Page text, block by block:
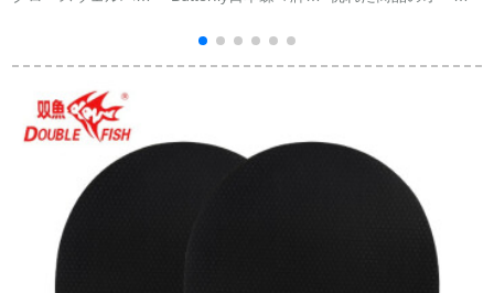
テープを学生に向け
てテーリングリング
リングリングしてみ
ました。
り蝶々王ゴム底板両
面テーリング撮影全
す。シングで神器を